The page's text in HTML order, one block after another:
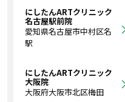
にしたんARTクリニック
名古屋駅前院
愛知県名古屋市中村区名
駅
にしたんARTクリニック
大阪院
大阪府大阪市北区梅田